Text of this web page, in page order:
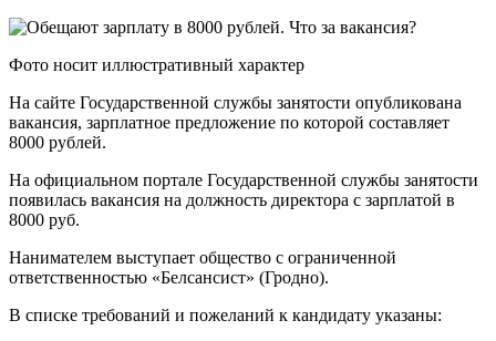
Фото носит иллюстративный характер
На сайте Государственной службы занятости опубликована
вакансия, зарплатное предложение по которой составляет
8000 рублей.
На официальном портале Государственной службы занятости
появилась вакансия на должность директора с зарплатой в
8000 руб.
Нанимателем выступает общество с ограниченной
ответственностью «Белсансист» (Гродно).
В списке требований и пожеланий к кандидату указаны: